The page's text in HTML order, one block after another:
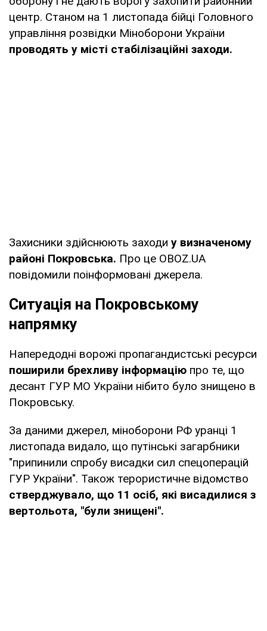
центр. Станом на 1 листопада бійці Головного
управління розвідки Міноборони України
проводять у місті стабілізаційні заходи.
Захисники здійснюють заходи у визначеному
районі Покровська. Про це OBOZ.UA
повідомили поінформовані джерела.
Ситуація на Покровському
напрямку
Напередодні ворожі пропагандистські ресурси
поширили брехливу інформацію про те, що
десант ГУР МО України нібито було знищено в
Покровську.
За даними джерел, міноборони РФ уранці 1
листопада видало, що путінські загарбники
"припинили спробу висадки сил спецоперацій
ГУР України". Також терористичне відомство
стверджувало, що 11 осіб, які висадилися з
вертольота, "були знищені".